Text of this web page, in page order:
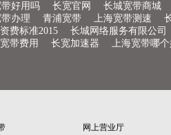
好用吗 长宽官网
长城宽带商城
办理
青浦宽带 上海宽带测速
费标准2015
长城网络服务有限公司
带费用 长宽加速器
上海宽带哪
网上营业厅